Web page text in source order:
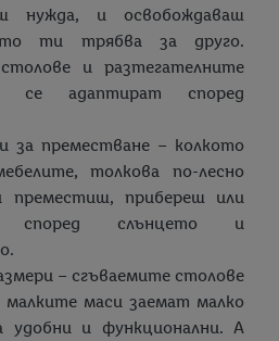
нужда, и освобождаваш
ти трябва за друго.
и разтегателните
се адаптират според
за преместване – колкото
толкова по-лесно
прибереш или
според слънцето и
– сгъваемите столове
малките маси заемат малко
удобни и функционални. А